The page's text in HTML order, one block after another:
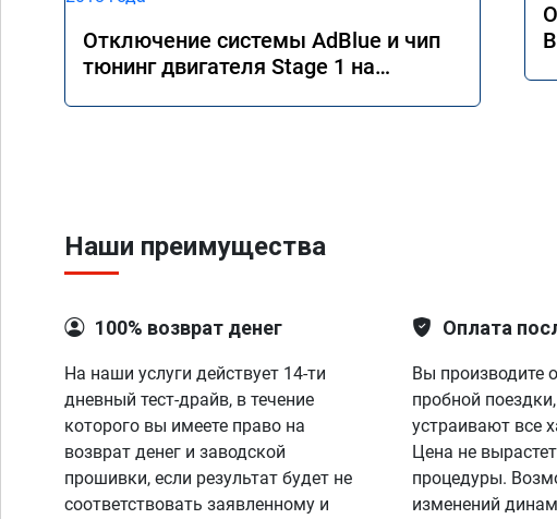
Отключение системы AdBlue и чип
тюнинг двигателя Stage 1 на
Наши преимущества
100% возврат денег
На наши услуги действует 14-ти
дневный тест-драйв, в течение
которого вы имеете право на
возврат денег и заводской
прошивки, если результат будет не
соответствовать заявленному и
Оплата
Вы производите
пробной
устраивают все
Цена не
процедуры.
изменений